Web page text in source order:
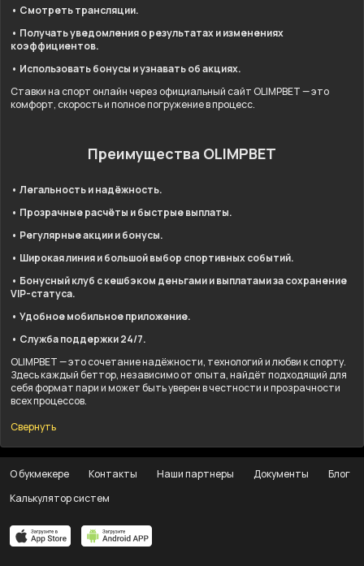
• Смотреть трансляции.
• Получать уведомления о результатах и изменениях
коэффициентов.
• Использовать бонусы и узнавать об акциях.
Ставки на спорт онлайн через официальный сайт OLIMPBET — это
комфорт, скорость и полное погружение в процесс.
Преимущества OLIMPBET
• Легальность и надёжность.
• Прозрачные расчёты и быстрые выплаты.
• Регулярные акции и бонусы.
• Широкая линия и большой выбор спортивных событий.
• Бонусный клуб с кешбэком деньгами и выплатами за сохранение
VIP-статуса.
• Удобное мобильное приложение.
• Служба поддержки 24/7.
OLIMPBET — это сочетание надёжности, технологий и любви к спорту.
Здесь каждый беттор, независимо от опыта, найдёт подходящий для
себя формат пари и может быть уверен в честности и прозрачности
всех процессов.
Свернуть
О букмекере Контакты Наши партнеры Документы
Блог
Калькулятор систем